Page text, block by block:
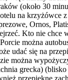
(około 30
na krzyżówce
Ornos,
Kto nie chce
można
udać się na
można
grecka)
przepiękne